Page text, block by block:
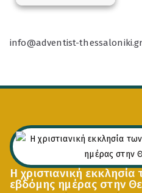
info@adventist-thessaloniki.gr
Η χριστιανική
εβδόμης ημέρας στην